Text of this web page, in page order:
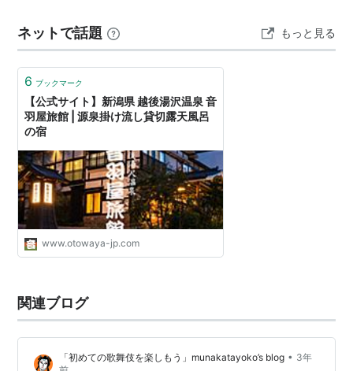
があると知らなければ、ちょっも怖いかも。 末っ子たち
は、大学の芸術鑑賞企画で行っ…
ネットで話題 もっと見る
6 ブックマーク
【公式サイト】新潟県 越後湯沢温泉 音
羽屋旅館 | 源泉掛け流し貸切露天風呂
の宿
www.otowaya-jp.com
関連ブログ
「初めての歌舞伎を楽しもう」munakatayoko’s blog • 3年